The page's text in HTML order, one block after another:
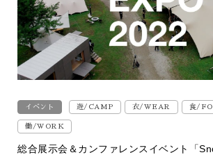
イベント 遊/CAMP 衣/WEAR 食/
働/WORK
総合展示会＆カンファレンスイベント「